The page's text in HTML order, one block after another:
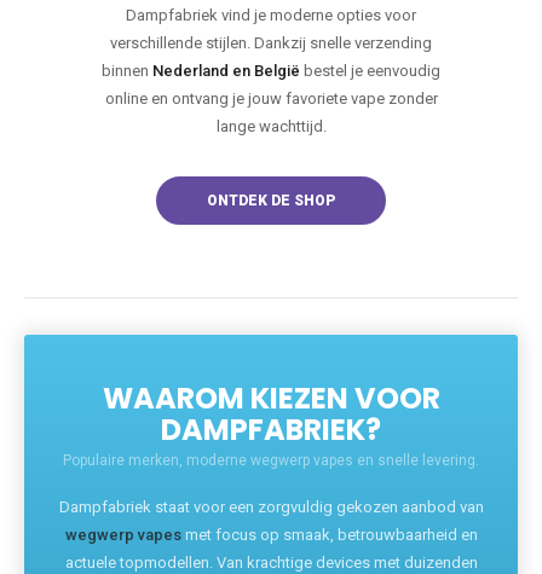
Dampfabriek vind je moderne opties voor
verschillende stijlen. Dankzij snelle verzending
binnen Nederland en België bestel je eenvoudig
online en ontvang je jouw favoriete vape zonder
lange wachttijd.
ONTDEK DE SHOP
WAAROM KIEZEN VOOR
DAMPFABRIEK?
Populaire merken, moderne wegwerp vapes en snelle levering.
Dampfabriek staat voor een zorgvuldig gekozen aanbod van
wegwerp vapesmet focus op smaak, betrouwbaarheid en
actuele topmodellen. Van krachtige devices met duizenden